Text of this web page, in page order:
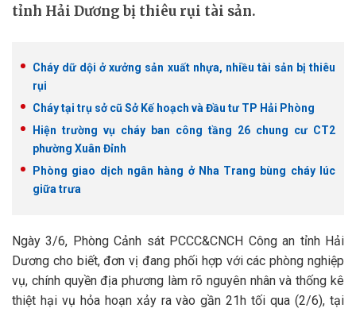
tỉnh Hải Dương bị thiêu rụi tài sản.
Cháy dữ dội ở xưởng sản xuất nhựa, nhiều tài sản bị thiêu
rụi
Cháy tại trụ sở cũ Sở Kế hoạch và Đầu tư TP Hải Phòng
Hiện trường vụ cháy ban công tầng 26 chung cư CT2
phường Xuân Đỉnh
Phòng giao dịch ngân hàng ở Nha Trang bùng cháy lúc
giữa trưa
Ngày 3/6, Phòng Cảnh sát PCCC&CNCH Công an tỉnh Hải
Dương cho biết, đơn vị đang phối hợp với các phòng nghiệp
vụ, chính quyền địa phương làm rõ nguyên nhân và thống kê
thiệt hại vụ hỏa hoạn xảy ra vào gần 21h tối qua (2/6), tại